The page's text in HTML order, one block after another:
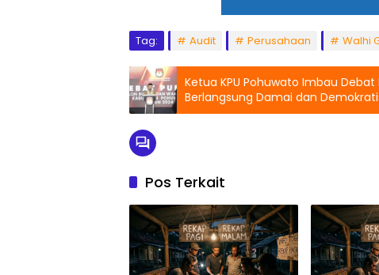
Tag: Audit Perusahaan Walhi
Ketua KPU Pohuwato Imbau Debat
Berlangsung Damai dan
Pos Terkait